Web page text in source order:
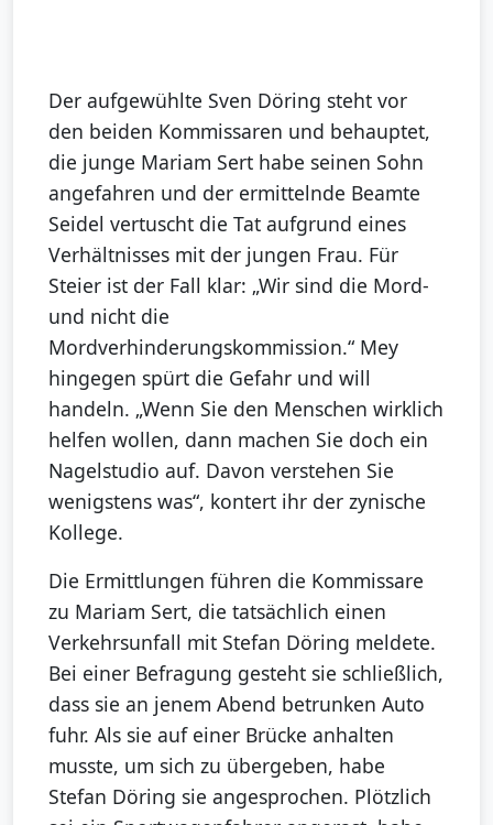
Der aufgewühlte Sven Döring steht vor
den beiden Kommissaren und behauptet,
die junge Mariam Sert habe seinen Sohn
angefahren und der ermittelnde Beamte
Seidel vertuscht die Tat aufgrund eines
Verhältnisses mit der jungen Frau. Für
Steier ist der Fall klar: „Wir sind die Mord-
und nicht die
Mordverhinderungskommission.“ Mey
hingegen spürt die Gefahr und will
handeln. „Wenn Sie den Menschen wirklich
helfen wollen, dann machen Sie doch ein
Nagelstudio auf. Davon verstehen Sie
wenigstens was“, kontert ihr der zynische
Kollege.
Die Ermittlungen führen die Kommissare
zu Mariam Sert, die tatsächlich einen
Verkehrsunfall mit Stefan Döring meldete.
Bei einer Befragung gesteht sie schließlich,
dass sie an jenem Abend betrunken Auto
fuhr. Als sie auf einer Brücke anhalten
musste, um sich zu übergeben, habe
Stefan Döring sie angesprochen. Plötzlich